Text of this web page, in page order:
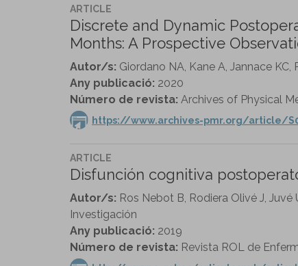
ARTICLE
Discrete and Dynamic
Months: A Prospective
Autor/s: Giordano NA, Kane A, Jannace
Any publicació: 2020
Número de revista: Archives of Physical
https://www.archives-pmr.org/article/
ARTICLE
Disfunción cognitiva
Autor/s: Ros Nebot B, Rodiera Olivé J,
Investigación
Any publicació: 2019
Número de revista: Revista ROL de